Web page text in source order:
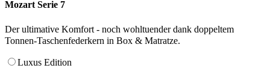
Mozart Serie 7
Der ultimative Komfort - noch wohltuender dank doppeltem
Tonnen-Taschenfederkern in Box & Matratze.
Luxus Edition